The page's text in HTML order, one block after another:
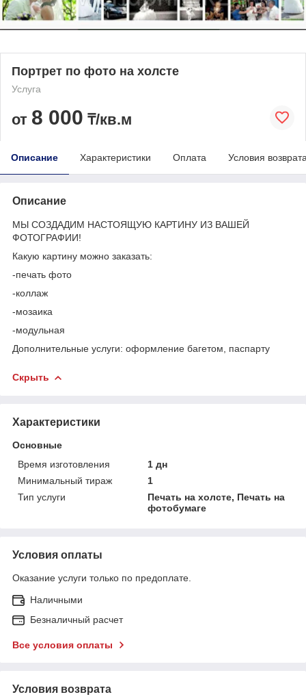
Портрет по фото на холсте
Услуга
от 8 000 ₸/кв.м
Описание Характеристики Оплата Условия
Описание
МЫ СОЗДАДИМ НАСТОЯЩУЮ КАРТИНУ ИЗ ВАШЕЙ
ФОТОГРАФИИ!
Какую картину можно заказать:
-печать фото
-коллаж
-мозаика
-модульная
Дополнительные услуги: оформление багетом, паспарту
Скрыть
Характеристики
Основные
Время изготовления
1 дн
Минимальный тираж
1
Тип услуги
Печать на холсте, Печать на
фотобумаге
Условия оплаты
Оказание услуги только по предоплате.
Наличными
Безналичный расчет
Все условия оплаты
Условия возврата